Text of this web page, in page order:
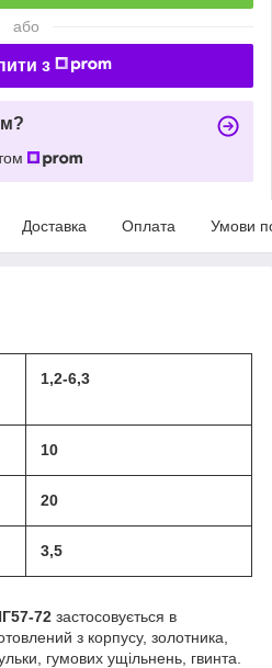
або
з
Доставка Оплата Умови
1,2-6,3
10
20
3,5
72 застосовується в
з корпусу, золотника,
гумових ущільнень, гвинта.